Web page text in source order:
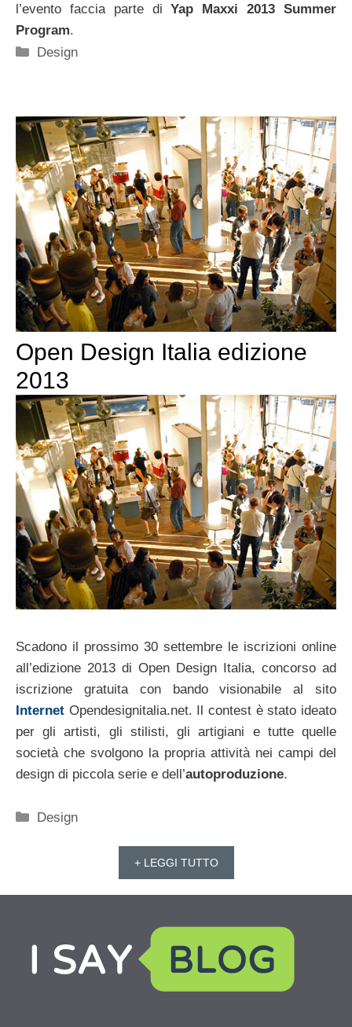
l’evento faccia parte diYap Maxxi 2013 Summer
Program.
Categorie
Design
Open Design Italia edizione
2013
Scadono il prossimo 30 settembre le iscrizioni online
all’edizione 2013 di Open Design Italia, concorso ad
iscrizione gratuita con bando visionabile al sito
Internet Opendesignitalia.net. Il contest è stato ideato
per gli artisti, gli stilisti, gli artigiani e tutte quelle
società che svolgono la propria attività nei campi del
design di piccola serie e dell’autoproduzione.
Categorie
Design
+ LEGGI TUTTO